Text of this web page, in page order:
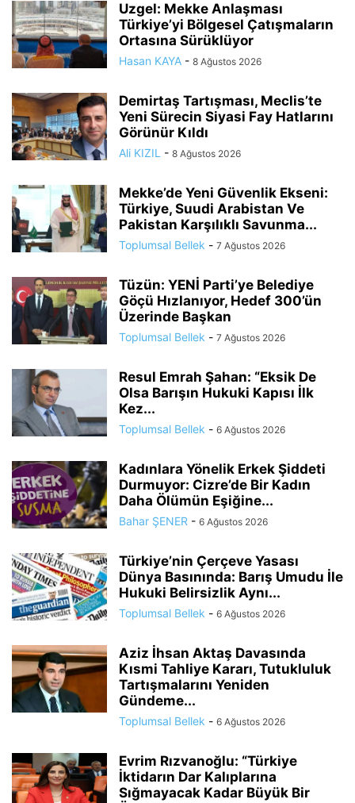
Uzgel: Mekke Anlaşması
Türkiye’yi Bölgesel Çatışmaların
Ortasına Sürüklüyor
Hasan KAYA - 8 Ağustos 2026
Demirtaş Tartışması, Meclis’te
Yeni Sürecin Siyasi Fay Hatlarını
Görünür Kıldı
Ali KIZIL - 8 Ağustos 2026
Mekke’de Yeni Güvenlik Ekseni:
Türkiye, Suudi Arabistan Ve
Pakistan Karşılıklı Savunma...
Toplumsal Bellek - 7 Ağustos 2026
Tüzün: YENİ Parti’ye Belediye
Göçü Hızlanıyor, Hedef 300’ün
Üzerinde Başkan
Toplumsal Bellek - 7 Ağustos 2026
Resul Emrah Şahan: “Eksik De
Olsa Barışın Hukuki Kapısı İlk
Kez...
Toplumsal Bellek - 6 Ağustos 2026
Kadınlara Yönelik Erkek Şiddeti
Durmuyor: Cizre’de Bir Kadın
Daha Ölümün Eşiğine...
Bahar ŞENER - 6 Ağustos 2026
Türkiye’nin Çerçeve Yasası
Dünya Basınında: Barış Umudu İle
Hukuki Belirsizlik Aynı...
Toplumsal Bellek - 6 Ağustos 2026
Aziz İhsan Aktaş Davasında
Kısmi Tahliye Kararı, Tutukluluk
Tartışmalarını Yeniden
Gündeme...
Toplumsal Bellek - 6 Ağustos 2026
Evrim Rızvanoğlu: “Türkiye
İktidarın Dar Kalıplarına
Sığmayacak Kadar Büyük Bir